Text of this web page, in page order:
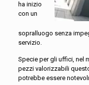
ha inizio
con un
sopralluogo senza
servizio.
Specie per gli uffici, nel
pezzi valorizzabili
potrebbe essere